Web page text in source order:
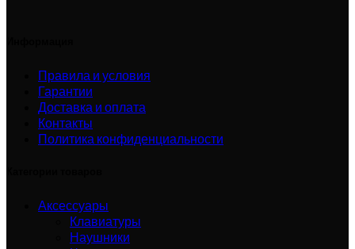
Правила и условия
Гарантии
Доставка и оплата
Контакты
Политика конфиденциальности
Аксессуары
Клавиатуры
Наушники